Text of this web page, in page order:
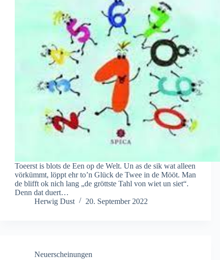
Toeerst is blots de Een op de Welt. Un as de sik wat alleen
vörkümmt, löppt ehr to’n Glück de Twee in de Mööt. Man
de blifft ok nich lang „de gröttste Tahl von wiet un siet“.
Denn dat duert…
Herwig Dust
20. September 2022
Neuerscheinungen